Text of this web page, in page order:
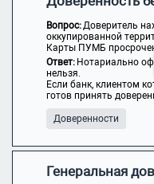
Вопрос:Доверитель
оккупированной
Карты ПУМБ
Ответ: Нотариально
нельзя.
Если банк, клиентом
готов принять
Доверенности
Генеральная